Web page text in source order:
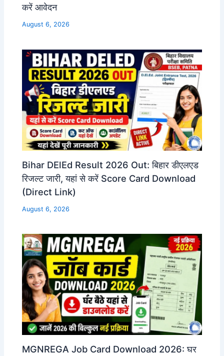
करें आवेदन
August 6, 2026
Bihar DElEd Result 2026 Out: बिहार डीएलएड
रिजल्ट जारी, यहां से करें Score Card Download
(Direct Link)
August 6, 2026
MGNREGA Job Card Download 2026: घर